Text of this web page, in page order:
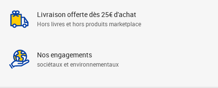
Livraison offerte dès 25€ d'achat
Hors livres et hors produits marketplace
Nos engagements
sociétaux et environnementaux